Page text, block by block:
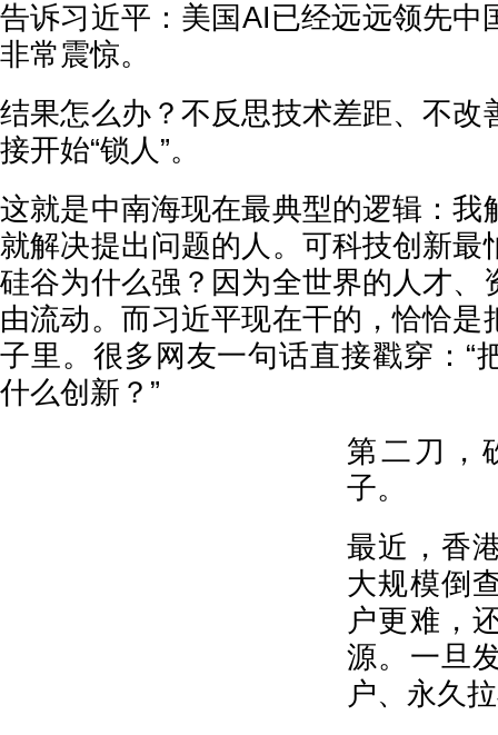
告诉习近平：美国AI已经远远领先中
非常震惊。
结果怎么办？不反思技术差距、不改
接开始“锁人”。
这就是中南海现在最典型的逻辑：我
就解决提出问题的人。可科技创新最
硅谷为什么强？因为全世界的人才、
由流动。而习近平现在干的，恰恰是
子里。很多网友一句话直接戳穿：“
什么创新？”
第二刀，
子。
最近，香
大规模倒
户更难，
源。一旦
户、永久